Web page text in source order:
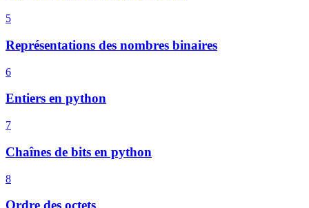
5
Représentations des nombres binaires
6
Entiers en python
7
Chaînes de bits en python
8
Ordre des octets